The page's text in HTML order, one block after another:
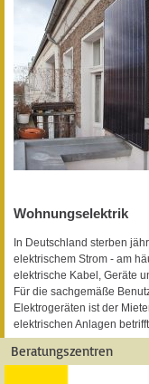
Wohnungselektrik
In Deutschland sterben
elektrischem Strom - am
elektrische Kabel, Geräte
Für die sachgemäße
Elektrogeräten ist der
elektrischen Anlagen
Beratungszentren